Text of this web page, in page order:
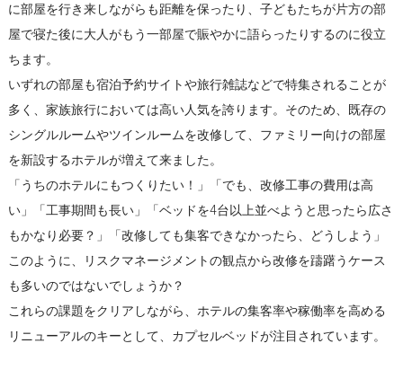
に部屋を行き来しながらも距離を保ったり、子どもたちが片方の部
屋で寝た後に大人がもう一部屋で賑やかに語らったりするのに役立
ちます。
いずれの部屋も宿泊予約サイトや旅行雑誌などで特集されることが
多く、家族旅行においては高い人気を誇ります。そのため、既存の
シングルルームやツインルームを改修して、ファミリー向けの部屋
を新設するホテルが増えて来ました。
「うちのホテルにもつくりたい！」「でも、改修工事の費用は高
い」「工事期間も長い」「ベッドを4台以上並べようと思ったら広さ
もかなり必要？」「改修しても集客できなかったら、どうしよう」
このように、リスクマネージメントの観点から改修を躊躇うケース
も多いのではないでしょうか？
これらの課題をクリアしながら、ホテルの集客率や稼働率を高める
リニューアルのキーとして、カプセルベッドが注目されています。